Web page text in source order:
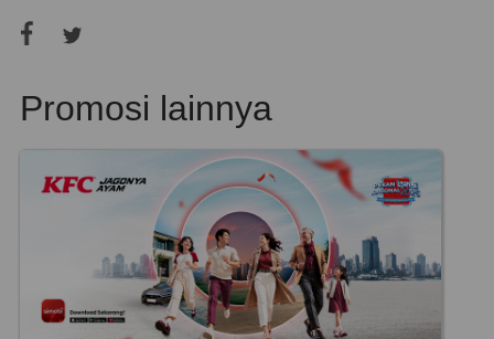
Promosi lainnya